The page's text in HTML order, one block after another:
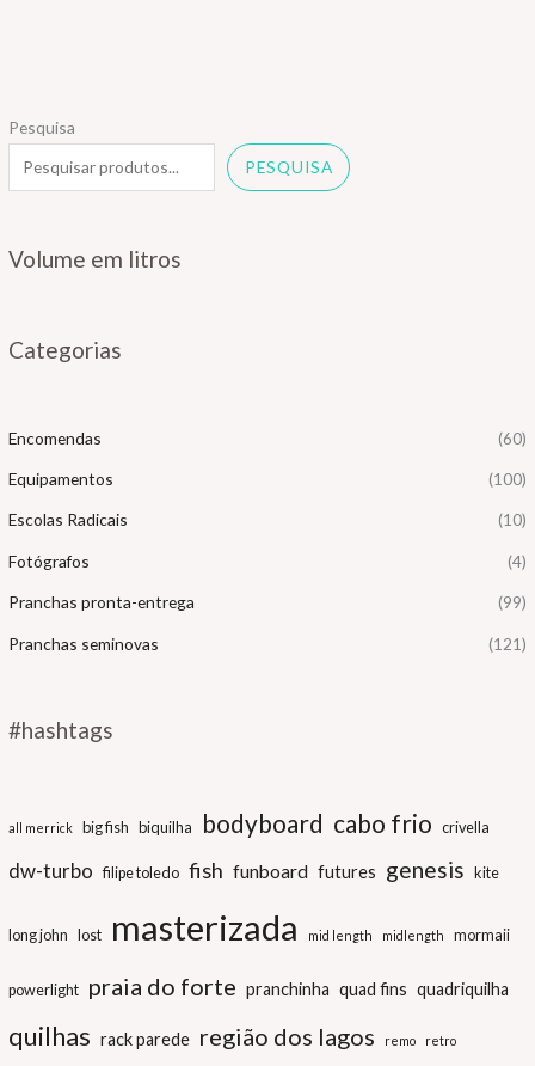
Pesquisa
PESQUISA
Volume em litros
Categorias
Encomendas (60)
Equipamentos (100)
Escolas Radicais (10)
Fotógrafos (4)
Pranchas pronta-entrega (99)
Pranchas seminovas (121)
#hashtags
all merrick big fish biquilha bodyboard cabo frio crivella
dw-turbo filipe toledo fish funboard futures genesis kite
long john lost masterizada mid length midlength mormaii
powerlight praia do forte pranchinha quad fins quadriquilha
quilhas rack parede região dos lagos remo retro